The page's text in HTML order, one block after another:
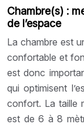
Chambre(s) :
de l’espace
La chambre est
confortable et
est donc
qui optimisent
confort. La taille
est de 6 à 8